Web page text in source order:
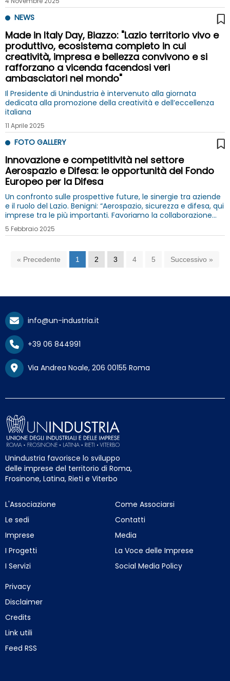
NEWS
Made in Italy Day, Biazzo: "Lazio territorio vivo e
produttivo, ecosistema completo in cui
creatività, impresa e bellezza convivono e si
rafforzano a vicenda facendosi veri
ambasciatori nel mondo"
Il Presidente di Unindustria è intervenuto alla giornata
dedicata alla promozione della creatività e dell’eccellenza
italiana
11 Aprile 2025
FOTO GALLERY
Innovazione e competitività nel settore
Aerospazio e Difesa: le opportunità del Fondo
Europeo per la Difesa
Un confronto sulle prospettive future, le sinergie tra aziende
e il ruolo del Lazio. Benigni: “Aerospazio, sicurezza e difesa, qui
imprese tra le più importanti. Favoriamo la collaborazione
con istituzioni ed ecosistema della ricerca`
5 Febbraio 2025
« Precedente 1 2 3 4 5 Successivo »
info@un-industria.it
+39 06 844991
Via Andrea Noale, 206 00155 Roma
Unindustria favorisce lo sviluppo
delle imprese del territorio di Roma,
Frosinone, Latina, Rieti e Viterbo
L'Associazione
Le sedi
Imprese
I Progetti
I Servizi
Come Associarsi
Contatti
Media
La Voce delle Imprese
Social Media Policy
Privacy
Disclaimer
Credits
Link utili
Feed RSS